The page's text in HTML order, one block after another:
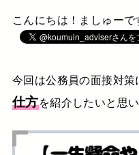
こんにちは！ましゅーで
今回は公務員の面接対策
仕方を紹介したいと思い